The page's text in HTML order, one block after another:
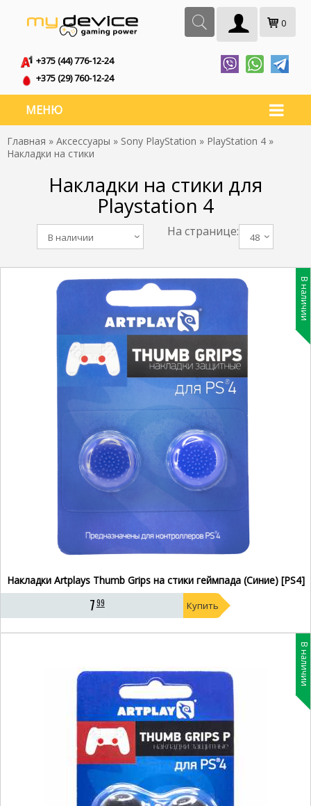
0
+375 (44) 776-12-24
+375 (29) 760-12-24
МЕНЮ
Главная » Аксессуары » Sony PlayStation » PlayStation 4 »
Накладки на стики
Накладки на стики для
Playstation 4
На странице: 48
В наличии
В наличии
Накладки Artplays Thumb Grips на стики геймпада (Синие) [PS4]
799 Купить
В наличии